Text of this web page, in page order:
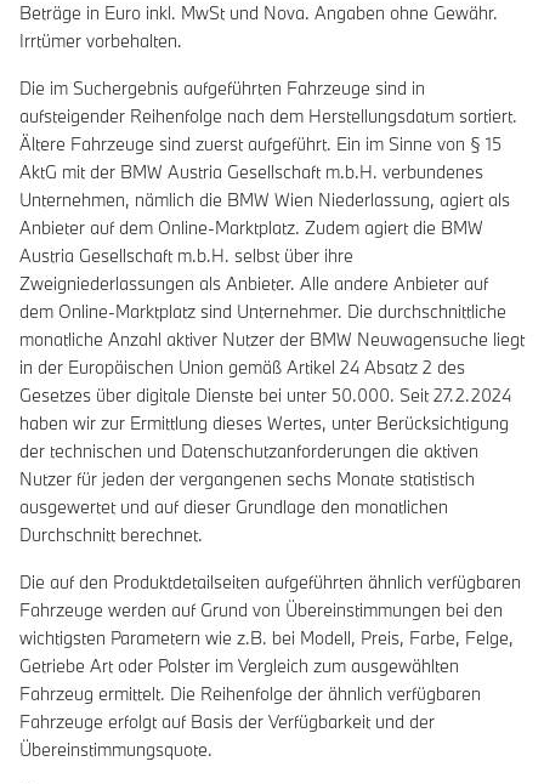
Beträge in Euro inkl. MwSt und Nova. Angaben ohne Gewähr.
Irrtümer vorbehalten.
Die im Suchergebnis aufgeführten Fahrzeuge sind in
aufsteigender Reihenfolge nach dem Herstellungsdatum sortiert.
Ältere Fahrzeuge sind zuerst aufgeführt. Ein im Sinne von § 15
AktG mit der BMW Austria Gesellschaft m.b.H. verbundenes
Unternehmen, nämlich die BMW Wien Niederlassung, agiert als
Anbieter auf dem Online-Marktplatz. Zudem agiert die BMW
Austria Gesellschaft m.b.H. selbst über ihre
Zweigniederlassungen als Anbieter. Alle andere Anbieter auf
dem Online-Marktplatz sind Unternehmer. Die durchschnittliche
monatliche Anzahl aktiver Nutzer der BMW Neuwagensuche liegt
in der Europäischen Union gemäß Artikel 24 Absatz 2 des
Gesetzes über digitale Dienste bei unter 50.000. Seit 27.2.2024
haben wir zur Ermittlung dieses Wertes, unter Berücksichtigung
der technischen und Datenschutzanforderungen die aktiven
Nutzer für jeden der vergangenen sechs Monate statistisch
ausgewertet und auf dieser Grundlage den monatlichen
Durchschnitt berechnet.
Die auf den Produktdetailseiten aufgeführten ähnlich verfügbaren
Fahrzeuge werden auf Grund von Übereinstimmungen bei den
wichtigsten Parametern wie z.B. bei Modell, Preis, Farbe, Felge,
Getriebe Art oder Polster im Vergleich zum ausgewählten
Fahrzeug ermittelt. Die Reihenfolge der ähnlich verfügbaren
Fahrzeuge erfolgt auf Basis der Verfügbarkeit und der
Übereinstimmungsquote.